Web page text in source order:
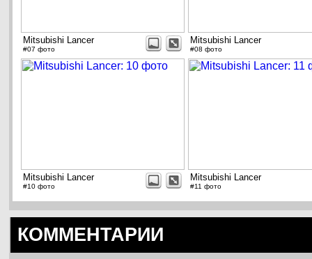
Mitsubishi Lancer
#07 фото
Mitsubishi Lancer
#08 фото
Mitsubishi Lancer
#10 фото
Mitsubishi Lancer
#11 фото
КОММЕНТАРИИ